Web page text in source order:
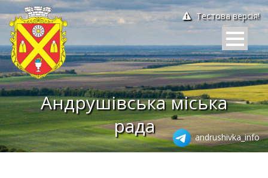
Тестова версія!
Андрушівська міська
рада
andrushivka_info